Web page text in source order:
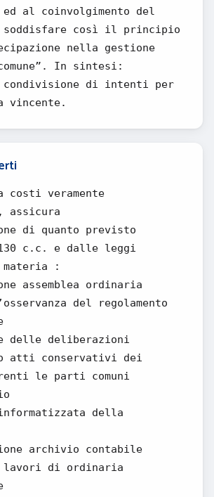
ed al coinvolgimento del
soddisfare così il principio
nella gestione
In sintesi:
condivisione di intenti per
vincente.
costi veramente
assicura
di quanto previsto
c.c. e dalle leggi
:
assemblea ordinaria
del regolamento
delle deliberazioni
atti conservativi dei
le parti comuni
della
archivio contabile
lavori di ordinaria